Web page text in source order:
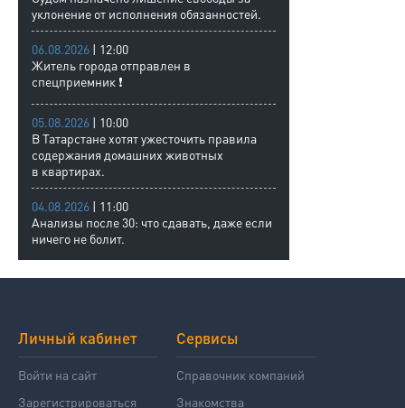
уклонение от исполнения обязанностей.
06.08.2026 | 12:00
Житель города отправлен в
спецприемник ❗
05.08.2026 | 10:00
В Татарстане хотят ужесточить правила
содержания домашних животных
в квартирах.
04.08.2026 | 11:00
Анализы после 30: что сдавать, даже если
ничего не болит.
Личный кабинет
Войти на сайт
Зарегистрироваться
Сервисы
Справочник компаний
Знакомства